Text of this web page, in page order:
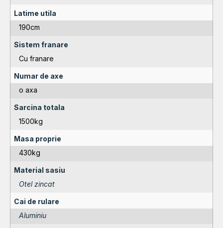
Latime utila
190cm
Sistem franare
Cu franare
Numar de axe
o axa
Sarcina totala
1500kg
Masa proprie
430kg
Material sasiu
Otel zincat
Cai de rulare
Aluminiu